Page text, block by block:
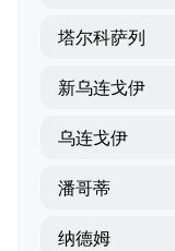
塔尔科萨列
新乌连戈伊
乌连戈伊
潘哥蒂
纳德姆